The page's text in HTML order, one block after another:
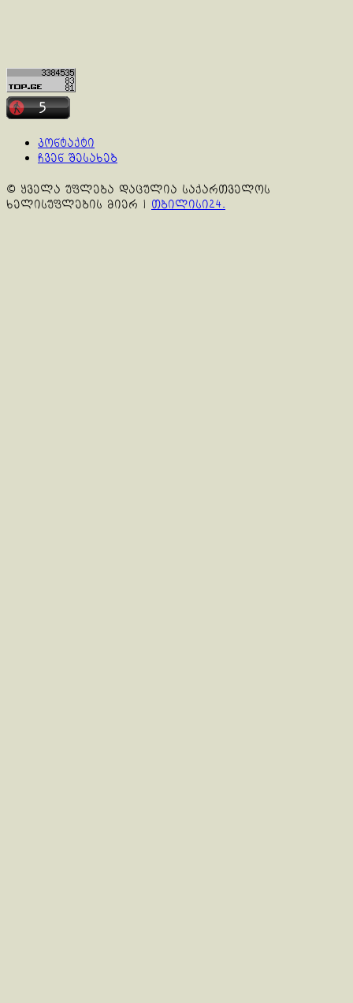
კონტაქტი
ჩვენ შესახებ
© ყველა უფლება დაცულია საქართველოს
ხელისუფლების მიერ | თბილისი24.